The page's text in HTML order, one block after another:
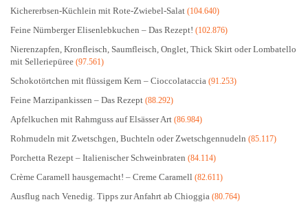
Kichererbsen-Küchlein mit Rote-Zwiebel-Salat (104.640)
Feine Nürnberger Elisenlebkuchen – Das Rezept! (102.876)
Nierenzapfen, Kronfleisch, Saumfleisch, Onglet, Thick Skirt oder Lombatello
mit Selleriepüree (97.561)
Schokotörtchen mit flüssigem Kern – Cioccolataccia (91.253)
Feine Marzipankissen – Das Rezept (88.292)
Apfelkuchen mit Rahmguss auf Elsässer Art (86.984)
Rohrnudeln mit Zwetschgen, Buchteln oder Zwetschgennudeln (85.117)
Porchetta Rezept – Italienischer Schweinbraten (84.114)
Crème Caramell hausgemacht! – Creme Caramell (82.611)
Ausflug nach Venedig. Tipps zur Anfahrt ab Chioggia (80.764)